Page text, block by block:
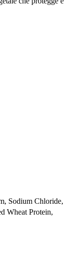
Sodium Chloride,
Wheat Protein,